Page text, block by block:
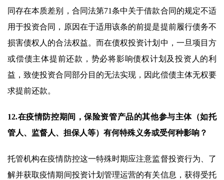
同存在本质差别，合同法第71条中关于借款合同的规定不适
用于投资合同，原因在于适用该条的前提是提前履行债务不
损害债权人的合法权益。而在债权投资计划中，一旦项目方
或偿债主体提前还款，势必将影响债权计划及投资人的利
益，致使投资合同部分目的无法实现，因此偿债主体无权要
求提前还款。
12.在疫情防控期间，保险资管产品的其他参与主体（如托
管人、监督人、担保人等）有何特殊义务或受何种影响？
托管机构在疫情防控这一特殊时期应注意监督投资行为、了
解并获取疫情期间投资计划管理运营的有关信息，获得受托